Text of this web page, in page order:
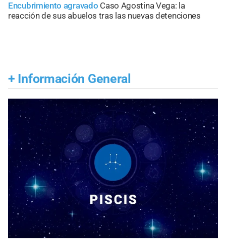
Encubrimiento agravado Caso Agostina Vega: la
reacción de sus abuelos tras las nuevas detenciones
+ Información General